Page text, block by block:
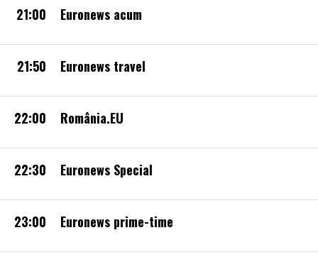
21:00 Euronews acum
21:50 Euronews travel
22:00 România.EU
22:30 Euronews Special
23:00 Euronews prime-time